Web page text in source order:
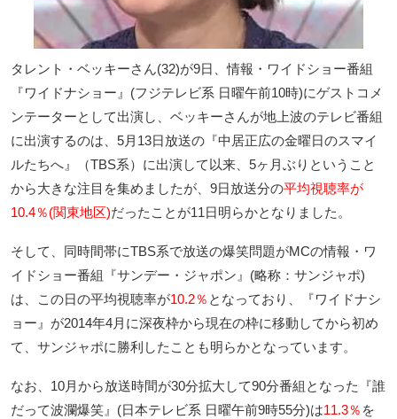
タレント・ベッキーさん(32)が9日、情報・ワイドショー番組
『ワイドナショー』(フジテレビ系 日曜午前10時)にゲストコメ
ンテーターとして出演し、ベッキーさんが地上波のテレビ番組
に出演するのは、5月13日放送の『中居正広の金曜日のスマイ
ルたちへ』（TBS系）に出演して以来、5ヶ月ぶりということ
から大きな注目を集めましたが、9日放送分の平均視聴率が
10.4％(関東地区)だったことが11日明らかとなりました。
そして、同時間帯にTBS系で放送の爆笑問題がMCの情報・ワ
イドショー番組『サンデー・ジャポン』(略称：サンジャポ)
は、この日の平均視聴率が10.2％ となっており、『ワイドナシ
ョー』が2014年4月に深夜枠から現在の枠に移動してから初め
て、サンジャポに勝利したことも明らかとなっています。
なお、10月から放送時間が30分拡大して90分番組となった『誰
だって波瀾爆笑』(日本テレビ系 日曜午前9時55分)は11.3％ を